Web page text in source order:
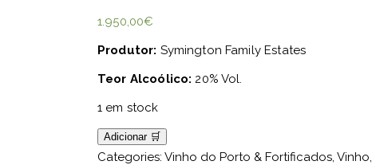
1.950,00€
Produtor: Symington Family Estates
Teor Alcoólico: 20% Vol.
1 em stock
Adicionar 🛒
Categories: Vinho do Porto & Fortificados, Vinho,